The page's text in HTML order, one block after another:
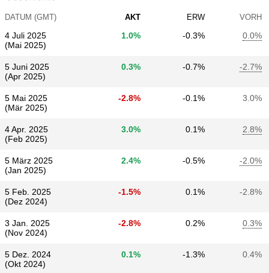
DATUM (GMT) AKT ERW VORH
4 Juli 2025
(Mai 2025)
1.0% -0.3% 0.0%
5 Juni 2025
(Apr 2025)
0.3% -0.7% -2.7%
5 Mai 2025
(Mär 2025)
-2.8% -0.1% 3.0%
4 Apr. 2025
(Feb 2025)
3.0% 0.1% 2.8%
5 März 2025
(Jan 2025)
2.4% -0.5% -2.0%
5 Feb. 2025
(Dez 2024)
-1.5% 0.1% -2.8%
3 Jan. 2025
(Nov 2024)
-2.8% 0.2% 0.3%
5 Dez. 2024
(Okt 2024)
0.1% -1.3% 0.4%